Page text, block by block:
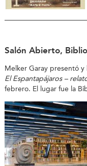
Salón Abierto,
Melker Garay presentó
El Espantapájaros –
febrero. El lugar fue la